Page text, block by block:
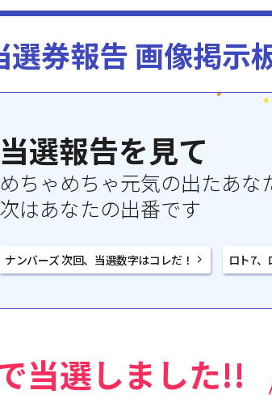
選券報告 画像掲示
当選報告を見て
めちゃめちゃ元気の出たあな
次はあなたの出番です
ナンバーズ 次回、当選数字はコレだ！ ロト7、
当選しました!!